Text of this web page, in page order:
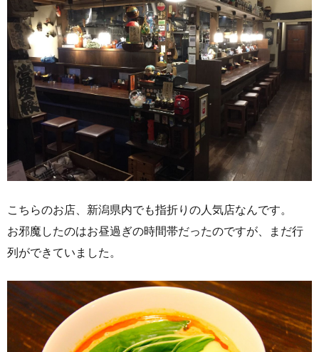
こちらのお店、新潟県内でも指折りの人気店なんです。
お邪魔したのはお昼過ぎの時間帯だったのですが、まだ行
列ができていました。